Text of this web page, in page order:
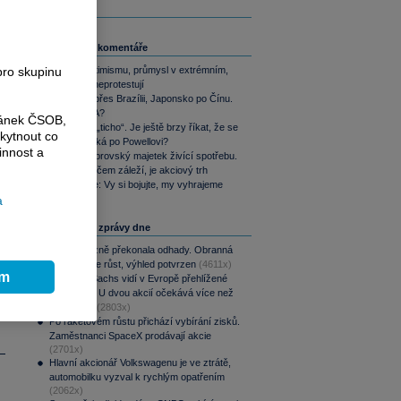
Související komentáře
Akcie v optimismu, průmysl v extrémním,
dluhopisy neprotestují
Od SSSR přes Brazílii, Japonsko po Čínu.
Nebo i USA?
Warshovo „ticho“. Je ještě brzy říkat, že se
trhům stýská po Powellovi?
Yardeni: Obrovský majetek živící spotřebu.
Jediné, na čem záleží, je akciový trh
Perly týdne: Vy si bojujte, my vyhrajeme
Nejčtenější zprávy dne
CSG výrazně překonala odhady. Obranná
divize táhne růst, výhled potvrzen (4611x)
Goldman Sachs vidí v Evropě přehlížené
příležitosti. U dvou akcií očekává více než
(2803x)
Po raketovém růstu přichází vybírání zisků.
Zaměstnanci SpaceX prodávají akcie
(2701x)
Hlavní akcionář Volkswagenu je ve ztrátě,
automobilku vyzval k rychlým opatřením
(2062x)
skupinu
ČSOB,
co
a